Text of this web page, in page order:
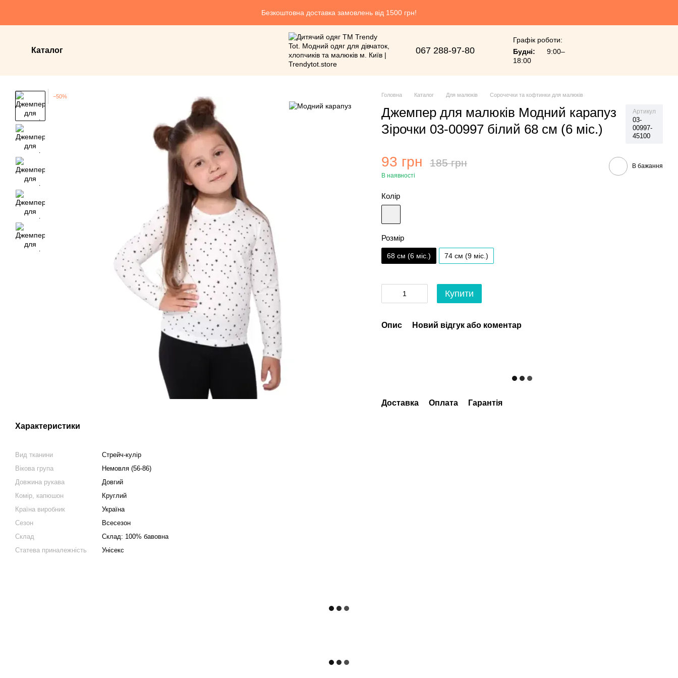
Безкоштовна доставка замовлень від 1500 грн!
Каталог 067 288-97-80
Графік роботи:
Будні:
9:00–
18:00
−50%
Характеристики
Вид тканини
Стрейч-кулір
Вікова група
Немовля (56-86)
Довжина рукава
Довгий
Комір, капюшон
Круглий
Країна виробник
Україна
Сезон
Всесезон
Склад
Склад: 100% бавовна
Статева приналежність
Унісекс
Головна Каталог Для малюків Сорочечки та кофтинки для малюків
Джемпер для малюків Модний карапуз
Зірочки 03-00997 білий 68 см (6 мiс.)
Артикул
03-
00997-
45100
93 грн 185 грн
В наявності
В бажання
Колір
Розмір
68 см (6 мiс.) 74 см (9 мiс.)
Купити
Опис Новий відгук або коментар
Доставка Оплата Гарантія